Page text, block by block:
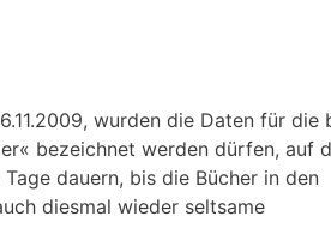
wurden die Daten für die
bezeichnet werden dürfen, auf
dauern, bis die Bücher in den
diesmal wieder seltsame